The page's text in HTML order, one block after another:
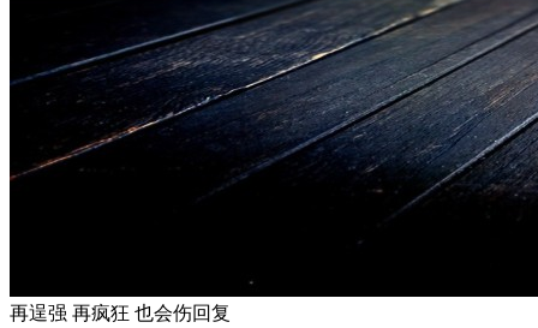
再逞强 再疯狂 也会伤回复